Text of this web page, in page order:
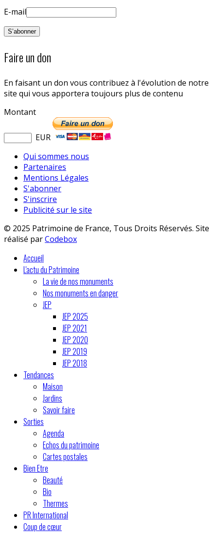
E-mail
Faire un don
En faisant un don vous contribuez à l'évolution de notre
site qui vous apportera toujours plus de contenu
Montant
EUR
Qui sommes nous
Partenaires
Mentions Légales
S'abonner
S'inscrire
Publicité sur le site
© 2025 Patrimoine de France, Tous Droits Réservés. Site
réalisé parCodebox
Accueil
L'actu du Patrimoine
La vie de nos monuments
Nos monuments en danger
JEP
JEP 2025
JEP 2021
JEP 2020
JEP 2019
JEP 2018
Tendances
Maison
Jardins
Savoir faire
Sorties
Agenda
Echos du patrimoine
Cartes postales
Bien Etre
Beauté
Bio
Thermes
PR International
Coup de cœur